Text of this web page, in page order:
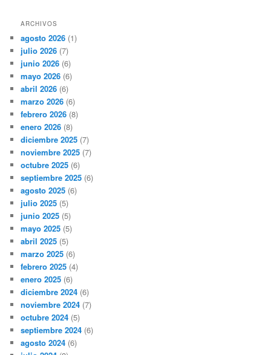
ARCHIVOS
agosto 2026 (1)
julio 2026 (7)
junio 2026 (6)
mayo 2026 (6)
abril 2026 (6)
marzo 2026 (6)
febrero 2026 (8)
enero 2026 (8)
diciembre 2025 (7)
noviembre 2025 (7)
octubre 2025 (6)
septiembre 2025 (6)
agosto 2025 (6)
julio 2025 (5)
junio 2025 (5)
mayo 2025 (5)
abril 2025 (5)
marzo 2025 (6)
febrero 2025 (4)
enero 2025 (6)
diciembre 2024 (6)
noviembre 2024 (7)
octubre 2024 (5)
septiembre 2024 (6)
agosto 2024 (6)